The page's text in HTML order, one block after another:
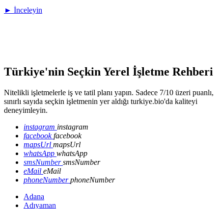
► İnceleyin
Türkiye'nin Seçkin Yerel İşletme Rehberi
Nitelikli işletmelerle iş ve tatil planı yapın. Sadece 7/10 üzeri puanlı,
sınırlı sayıda seçkin işletmenin yer aldığı turkiye.bio'da kaliteyi
deneyimleyin.
instagram instagram
facebookfacebook
mapsUrl mapsUrl
whatsApp whatsApp
smsNumbersmsNumber
eMail eMail
phoneNumberphoneNumber
Adana
Adıyaman